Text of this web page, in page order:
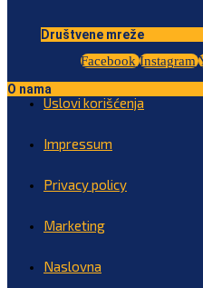
Društvene mreže
Facebook Instagram
O nama
Uslovi korišćenja
Impressum
Privacy policy
Marketing
Naslovna